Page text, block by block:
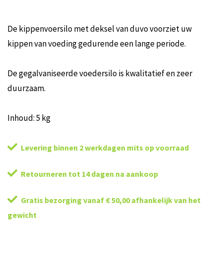
De kippenvoersilo met deksel van duvo voorziet uw
kippen van voeding gedurende een lange periode.
De gegalvaniseerde voedersilo is kwalitatief en zeer
duurzaam.
Inhoud: 5 kg
Levering binnen 2 werkdagen mits op voorraad
Retourneren tot 14 dagen na aankoop
Gratis bezorging vanaf € 50,00 afhankelijk van het
gewicht